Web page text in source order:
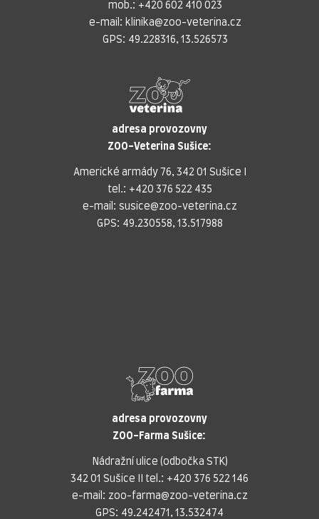
mob.: +420 602 410 023
e-mail: klinika@zoo-veterina.cz
GPS: 49.228316, 13.526573
adresa provozovny
ZOO-Veterina Sušice:
Americké armády 76, 342 01 Sušice I
tel.: +420 376 522 435
e-mail: susice@zoo-veterina.cz
GPS: 49.230558, 13.517988
adresa provozovny
ZOO-Farma Sušice:
Nádražní ulice (odbočka STK)
342 01 Sušice II tel.: +420 376 522 146
e-mail: zoo-farma@zoo-veterina.cz
GPS: 49.242471, 13.532474